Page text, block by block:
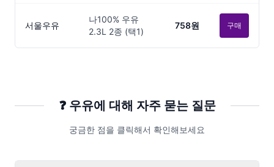
서울우유
나100% 우유
2.3L 2종 (택1)
758원 구매
❓ 우유에 대해 자주 묻는 질문
궁금한 점을 클릭해서 확인해보세요